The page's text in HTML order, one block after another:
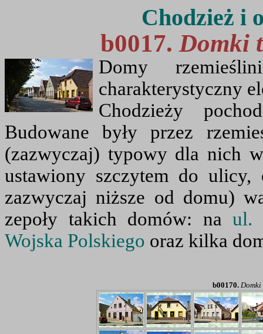
Chodzież i
b0017. Domki
Domy
charakterystyczny
Chodzieży
Budowane były przez
(zazwyczaj) typowy dla nich
ustawiony szczytem do ulicy,
zazwyczaj niższe od domu)
zepoły takich domów: na ul.
Wojska Polskiego oraz kilka
b00170. Domki